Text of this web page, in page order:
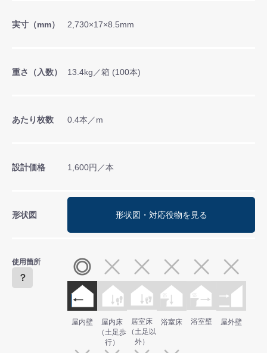
実寸（mm） 2,730×17×8.5mm
重さ（入数） 13.4kg／箱 (100本)
あたり枚数 0.4本／m
設計価格 1,600円／本
形状図 形状図・対応役物を見る
使用箇所
？
屋内壁
屋内床
（土足歩
行）
居室床
（土足以
外）
浴室床 浴室壁 屋外壁